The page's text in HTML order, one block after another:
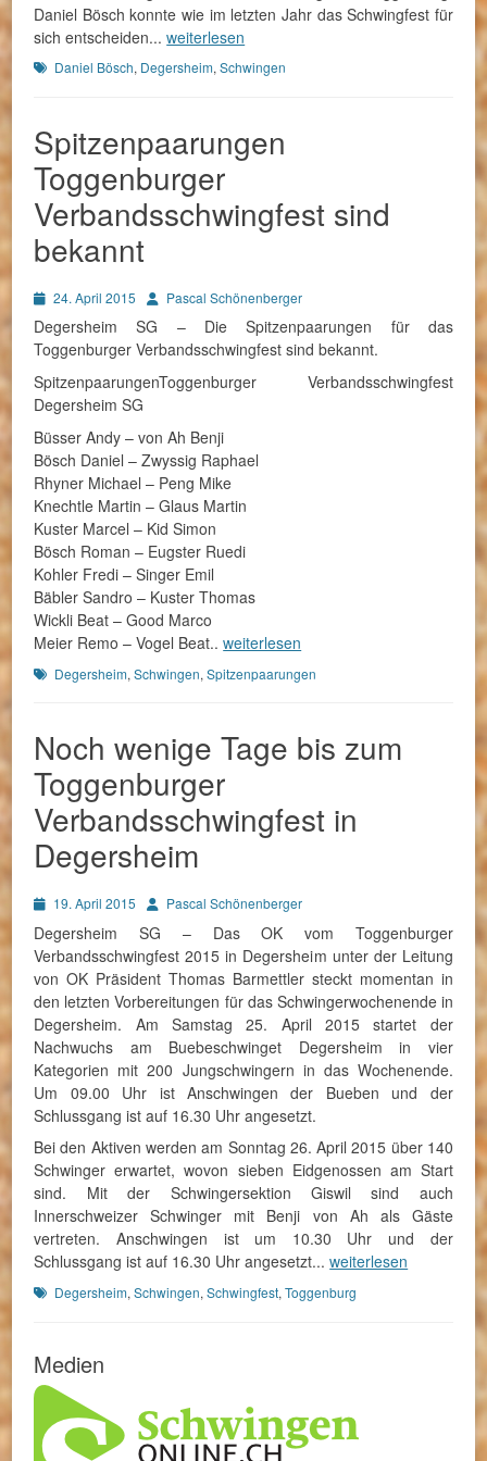
Daniel Bösch konnte wie im letzten Jahr das Schwingfest für
sich entscheiden...weiterlesen
Schlagworte
Daniel Bösch, Degersheim,Schwingen
Spitzenpaarungen
Toggenburger
Verbandsschwingfest sind
bekannt
Posted24. April 2015 AutorPascal Schönenberger
Degersheim SG – Die Spitzenpaarungen für das
Toggenburger Verbandsschwingfest sind bekannt.
SpitzenpaarungenToggenburger Verbandsschwingfest
Degersheim SG
Büsser Andy – von Ah Benji
Bösch Daniel – Zwyssig Raphael
Rhyner Michael – Peng Mike
Knechtle Martin – Glaus Martin
Kuster Marcel – Kid Simon
Bösch Roman – Eugster Ruedi
Kohler Fredi – Singer Emil
Bäbler Sandro – Kuster Thomas
Wickli Beat – Good Marco
Meier Remo – Vogel Beat..weiterlesen
Schlagworte
Degersheim,Schwingen,Spitzenpaarungen
Noch wenige Tage bis zum
Toggenburger
Verbandsschwingfest in
Degersheim
Posted19. April 2015 AutorPascal Schönenberger
Degersheim SG – Das OK vom Toggenburger
Verbandsschwingfest 2015 in Degersheim unter der Leitung
von OK Präsident Thomas Barmettler steckt momentan in
den letzten Vorbereitungen für das Schwingerwochenende in
Degersheim. Am Samstag 25. April 2015 startet der
Nachwuchs am Buebeschwinget Degersheim in vier
Kategorien mit 200 Jungschwingern in das Wochenende.
Um 09.00 Uhr ist Anschwingen der Bueben und der
Schlussgang ist auf 16.30 Uhr angesetzt.
Bei den Aktiven werden am Sonntag 26. April 2015 über 140
Schwinger erwartet, wovon sieben Eidgenossen am Start
sind. Mit der Schwingersektion Giswil sind auch
Innerschweizer Schwinger mit Benji von Ah als Gäste
vertreten. Anschwingen ist um 10.30 Uhr und der
Schlussgang ist auf 16.30 Uhr angesetzt...weiterlesen
Schlagworte
Degersheim,Schwingen,Schwingfest,Toggenburg
Medien